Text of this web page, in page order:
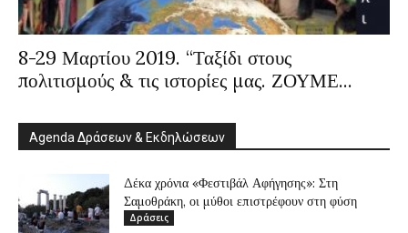
8-29 Μαρτίου 2019. “Ταξίδι στους
πολιτισμούς & τις ιστορίες μας. ΖΟΥΜΕ...
Agenda Δράσεων & Εκδηλώσεων
Δέκα χρόνια «Φεστιβάλ Αφήγησης»: Στη
Σαμοθράκη, οι μύθοι επιστρέφουν στη φύση
Δράσεις